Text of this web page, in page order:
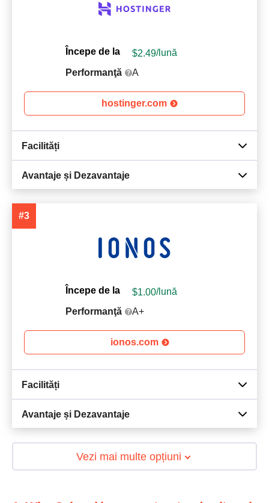
Începe de la $2.49/lună
Performanţă
A
hostinger.com
Facilități
Avantaje și Dezavantaje
#3
Începe de la $1.00/lună
Performanţă
A+
ionos.com
Facilități
Avantaje și Dezavantaje
Vezi mai multe opțiuni